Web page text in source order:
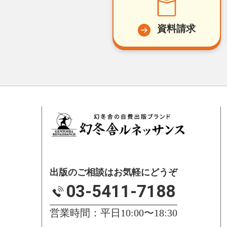
資料請求
出版のご相談はお気軽にどうぞ
03-5411-7188
営業時間：平日10:00〜18:30